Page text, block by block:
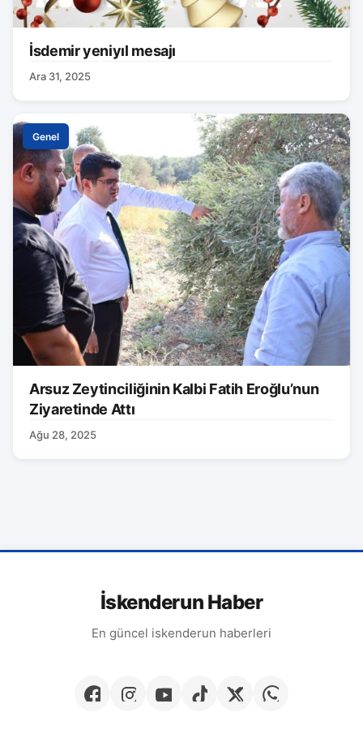
İsdemir yeniyıl mesajı
Ara 31, 2025
Genel
Arsuz Zeytinciliğinin Kalbi Fatih Eroğlu’nun
Ziyaretinde Attı
Ağu 28, 2025
İskenderun Haber
En güncel iskenderun haberleri